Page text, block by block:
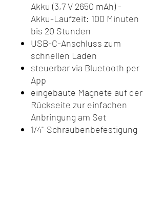
Akku (3,7 V 2650 mAh) -
Akku-Laufzeit: 100 Minuten
bis 20 Stunden
USB-C-Anschluss zum
schnellen Laden
steuerbar via Bluetooth per
App
eingebaute Magnete auf der
Rückseite zur einfachen
Anbringung am Set
1/4"-Schraubenbefestigung